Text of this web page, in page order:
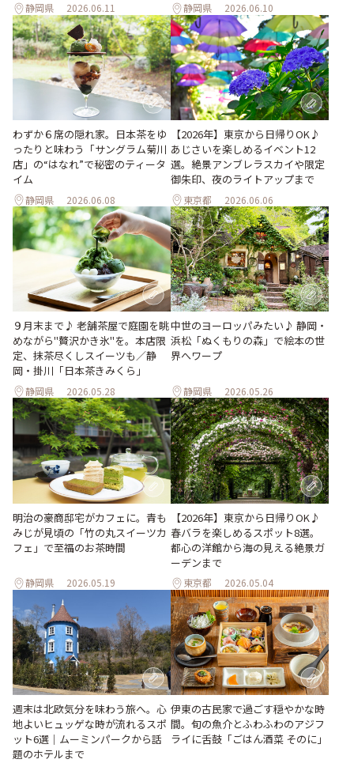
静岡県 2026.06.11 静岡県 2026.06.10
わずか６席の隠れ家。日本茶をゆ
ったりと味わう「サングラム菊川
店」の“はなれ”で秘密のティータ
イム
静岡県 2026.06.08
【2026年】東京から日帰りOK♪
あじさいを楽しめるイベント12
選。絶景アンブレラスカイや限定
御朱印、夜のライトアップまで
東京都 2026.06.06
９月末まで♪ 老舗茶屋で庭園を眺
めながら"贅沢かき氷"を。本店限
定、抹茶尽くしスイーツも／静
岡・掛川「日本茶きみくら」
静岡県 2026.05.28
中世のヨーロッパみたい♪ 静岡・
浜松「ぬくもりの森」で絵本の世
界へワープ
静岡県 2026.05.26
明治の豪商邸宅がカフェに。青も
みじが見頃の「竹の丸スイーツカ
フェ」で至福のお茶時間
静岡県 2026.05.19
【2026年】東京から日帰りOK♪
春バラを楽しめるスポット8選。
都心の洋館から海の見える絶景ガ
ーデンまで
東京都 2026.05.04
週末は北欧気分を味わう旅へ。心
地よいヒュッゲな時が流れるスポ
ット6選｜ムーミンパークから話
題のホテルまで
伊東の古民家で過ごす穏やかな時
間。旬の魚介とふわふわのアジフ
ライに舌鼓「ごはん酒菜 そのに」